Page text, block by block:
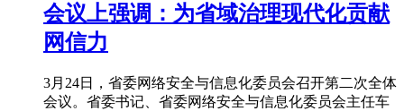
会议上强调：为省域治理现代化贡献
网信力
3月24日，省委网络安全与信息化委员会召开第二次全体
会议。省委书记、省委网络安全与信息化委员会主任车